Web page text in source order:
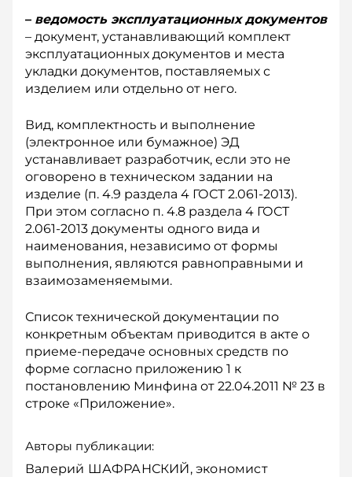
– ведомость эксплуатационных документов
– документ, устанавливающий комплект
эксплуатационных документов и места
укладки документов, поставляемых с
изделием или отдельно от него.
Вид, комплектность и выполнение
(электронное или бумажное) ЭД
устанавливает разработчик, если это не
оговорено в техническом задании на
изделие (п. 4.9 раздела 4 ГОСТ 2.061-2013).
При этом согласно п. 4.8 раздела 4 ГОСТ
2.061-2013 документы одного вида и
наименования, независимо от формы
выполнения, являются равноправными и
взаимозаменяемыми.
Список технической документации по
конкретным объектам приводится в акте о
приеме-передаче основных средств по
форме согласно приложению 1 к
постановлению Минфина от 22.04.2011 № 23 в
строке «Приложение».
Авторы публикации:
Валерий ШАФРАНСКИЙ, экономист